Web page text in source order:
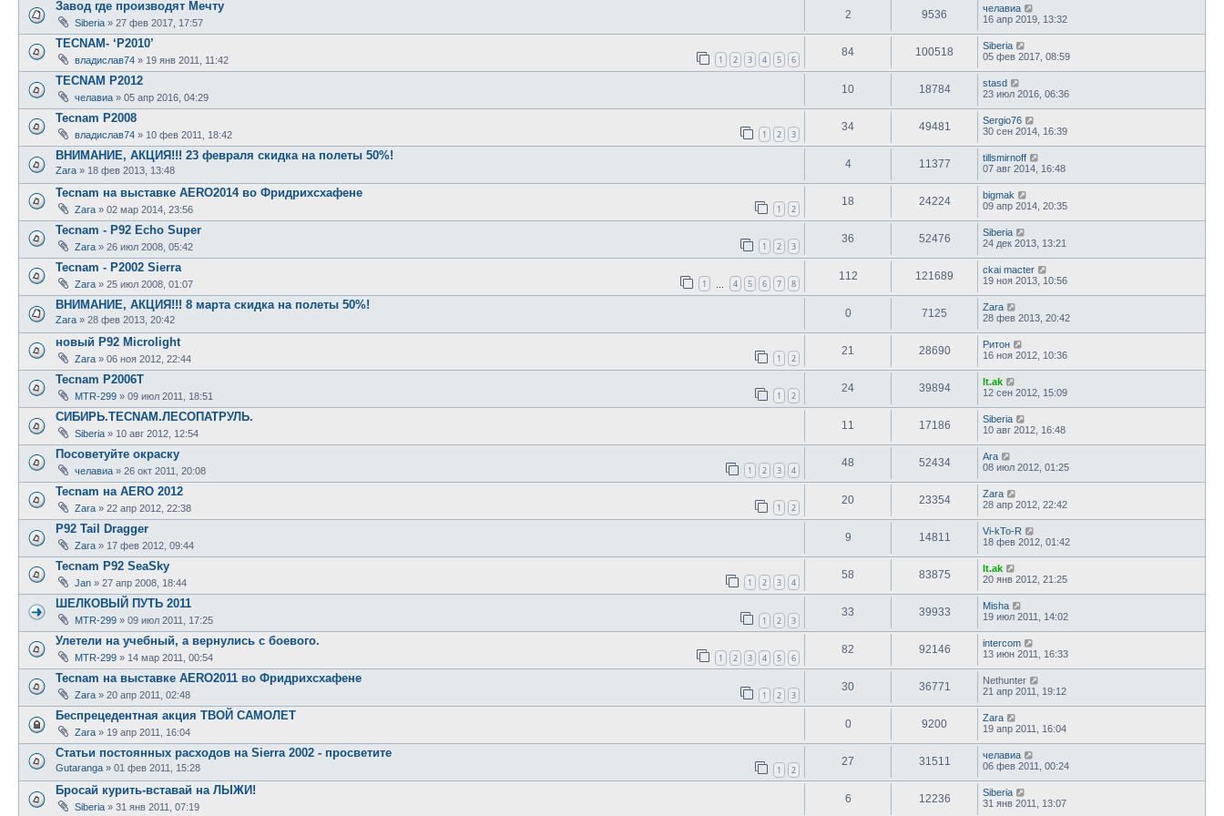
Завод где производят Мечту
Siberia » 27 фев 2017, 17:57
2 9536
челавиа
16 апр 2019, 13:32
TECNAM- ‘P2010’
владислав74 » 19 янв 2011, 11:42 1 2 3 4 5 6
84 100518
Siberia
05 фев 2017, 08:59
TECNAM P2012
челавиа » 05 апр 2016, 04:29
10 18784
stasd
23 июл 2016, 06:36
Tecnam P2008
владислав74 » 10 фев 2011, 18:42 1 2 3
34 49481
Sergio76
30 сен 2014, 16:39
ВНИМАНИЕ, АКЦИЯ!!! 23 февраля скидка на полеты 50%!
Zara » 18 фев 2013, 13:48
4 11377
tillsmirnoff
07 авг 2014, 16:48
Tecnam на выставке AERO2014 во Фридрихсхафене
Zara » 02 мар 2014, 23:56 1 2
18 24224
bigmak
09 апр 2014, 20:35
Tecnam - P92 Echo Super
Zara » 26 июл 2008, 05:42 1 2 3
36 52476
Siberia
24 дек 2013, 13:21
Tecnam - P2002 Sierra
Zara » 25 июл 2008, 01:07 1 4 5 6 7 8
112 121689
ckai macter
19 ноя 2013, 10:56
ВНИМАНИЕ, АКЦИЯ!!! 8 марта скидка на полеты 50%!
Zara » 28 фев 2013, 20:42
0 7125
Zara
28 фев 2013, 20:42
новый P92 Microlight
Zara » 06 ноя 2012, 22:44 1 2
21 28690
Ритон
16 ноя 2012, 10:36
Tecnam P2006T
MTR-299 » 09 июл 2011, 18:51 1 2
24 39894
lt.ak
12 сен 2012, 15:09
СИБИРЬ.TECNAM.ЛЕСОПАТРУЛЬ.
Siberia » 10 авг 2012, 12:54
11 17186
Siberia
10 авг 2012, 16:48
Посоветуйте окраску
челавиа » 26 окт 2011, 20:08 1 2 3 4
48 52434
Ara
08 июл 2012, 01:25
Tecnam на AERO 2012
Zara » 22 апр 2012, 22:38 1 2
20 23354
Zara
28 апр 2012, 22:42
P92 Tail Dragger
Zara » 17 фев 2012, 09:44
9 14811
Vi-kTo-R
18 фев 2012, 01:42
Tecnam P92 SeaSky
Jan » 27 апр 2008, 18:44 1 2 3 4
58 83875
lt.ak
20 янв 2012, 21:25
ШЕЛКОBЫЙ ПУТЬ 2011
MTR-299 » 09 июл 2011, 17:25 1 2 3
33 39933
Misha
19 июл 2011, 14:02
Улетели на учебный, а вернулись с боевого.
MTR-299 » 14 мар 2011, 00:54 1 2 3 4 5 6
82 92146
intercom
13 июн 2011, 16:33
Tecnam на выставке AERO2011 во Фридрихсхафене
Zara » 20 апр 2011, 02:48 1 2 3
30 36771
Nethunter
21 апр 2011, 19:12
Беспрецедентная акция ТВОЙ САМОЛЕТ
Zara » 19 апр 2011, 16:04
0 9200
Zara
19 апр 2011, 16:04
Статьи постоянных расходов на Sierra 2002 - просветите
Gutaranga » 01 фев 2011, 15:28 1 2
27 31511
челавиа
06 фев 2011, 00:24
Бросай курить-вставай на ЛЫЖИ!
Siberia » 31 янв 2011, 07:19
6 12236
Siberia
31 янв 2011, 13:07